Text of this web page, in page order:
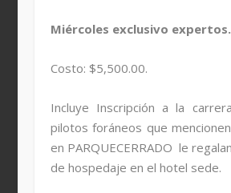
Miércoles exclusivo expertos.
Costo: $5,500.00.
Incluye Inscripción a la
pilotos foráneos que
en PARQUECERRADO le
de hospedaje en el hotel sede.